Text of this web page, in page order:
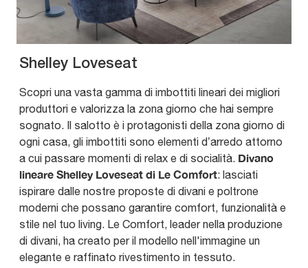
Shelley Loveseat
Scopri una vasta gamma di imbottiti lineari dei migliori
produttori e valorizza la zona giorno che hai sempre
sognato. Il salotto è i protagonisti della zona giorno di
ogni casa, gli imbottiti sono elementi d’arredo attorno
a cui passare momenti di relax e di socialità. Divano
lineare Shelley Loveseat di Le Comfort: lasciati
ispirare dalle nostre proposte di divani e poltrone
moderni che possano garantire comfort, funzionalità e
stile nel tuo living. Le Comfort, leader nella produzione
di divani, ha creato per il modello nell'immagine un
elegante e raffinato rivestimento in tessuto.